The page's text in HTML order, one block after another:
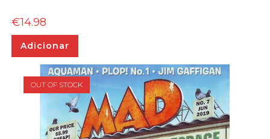
€14.98
Adicionar
OUT OF STOCK